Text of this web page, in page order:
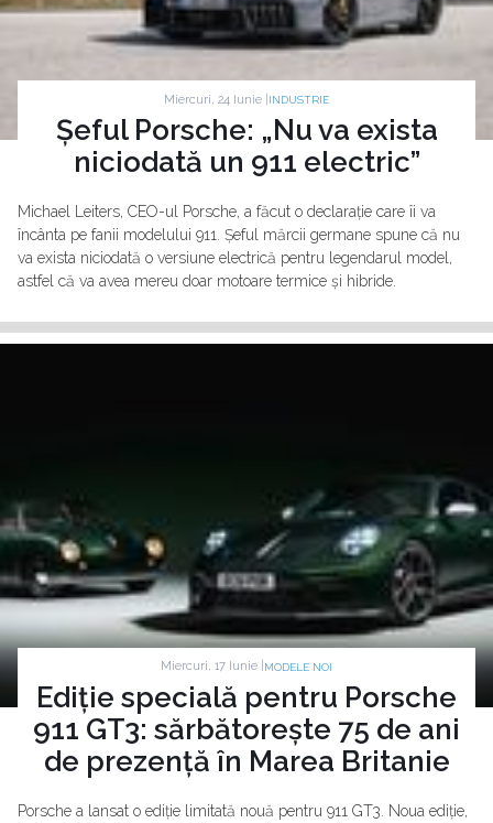
Miercuri, 24 Iunie | INDUSTRIE
Șeful Porsche: „Nu va exista
niciodată un 911 electric”
Michael Leiters, CEO-ul Porsche, a făcut o declarație care îi va
încânta pe fanii modelului 911. Șeful mărcii germane spune că nu
va exista niciodată o versiune electrică pentru legendarul model,
astfel că va avea mereu doar motoare termice și hibride.
Miercuri, 17 Iunie | MODELE NOI
Ediție specială pentru Porsche
911 GT3: sărbătorește 75 de ani
de prezență în Marea Britanie
Porsche a lansat o ediție limitată nouă pentru 911 GT3. Noua ediție,